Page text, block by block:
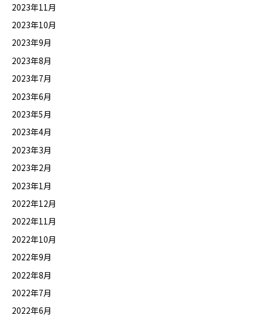
2023年11月
2023年10月
2023年9月
2023年8月
2023年7月
2023年6月
2023年5月
2023年4月
2023年3月
2023年2月
2023年1月
2022年12月
2022年11月
2022年10月
2022年9月
2022年8月
2022年7月
2022年6月